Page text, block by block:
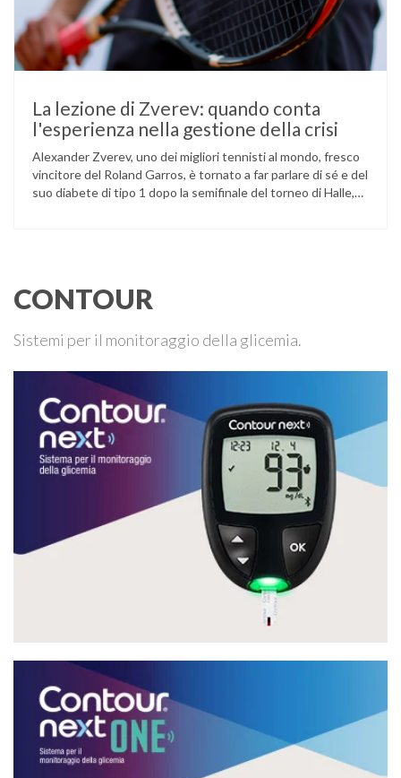
La lezione di Zverev: quando conta
l'esperienza nella gestione della crisi
Alexander Zverev, uno dei migliori tennisti al mondo, fresco
vincitore del Roland Garros, è tornato a far parlare di sé e del
suo diabete di tipo 1 dopo la semifinale del torneo di Halle,
CONTOUR
Sistemi per il monitoraggio della glicemia.